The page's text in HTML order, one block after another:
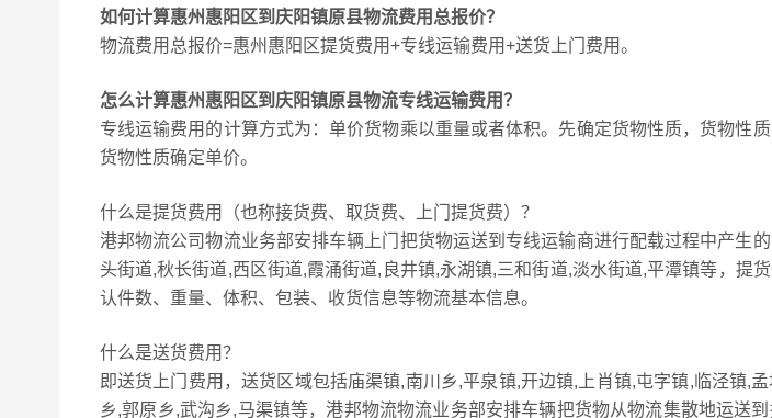
如何计算惠州惠阳区到庆阳镇原县物流费用总报价？
物流费用总报价=惠州惠阳区提货费用+专线运输费用+送货上门费用。
怎么计算惠州惠阳区到庆阳镇原县物流专线运输费用？
专线运输费用的计算方式为：单价货物乘以重量或者体积。先确定货物性质，货物性
货物性质确定单价。
什么是提货费用（也称接货费、取货费、上门提货费）？
港邦物流公司物流业务部安排车辆上门把货物运送到专线运输商进行配载过程中产生
头街道,秋长街道,西区街道,霞涌街道,良井镇,永湖镇,三和街道,淡水街道,平潭镇等，提
认件数、重量、体积、包装、收货信息等物流基本信息。
什么是送货费用？
即送货上门费用，送货区域包括庙渠镇,南川乡,平泉镇,开边镇,上肖镇,屯字镇,临泾镇,
乡,郭原乡,武沟乡,马渠镇等，港邦物流物流业务部安排车辆把货物从物流集散地运送